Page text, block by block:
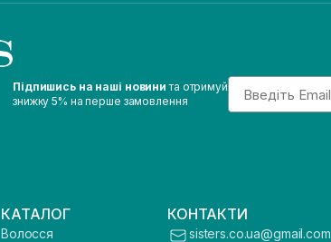
Підпишись на наші новини та отримуй
знижку 5% на перше замовлення
Email
КАТАЛОГ
Волосся
КОНТАКТИ
sisters.co.ua@gmail.com